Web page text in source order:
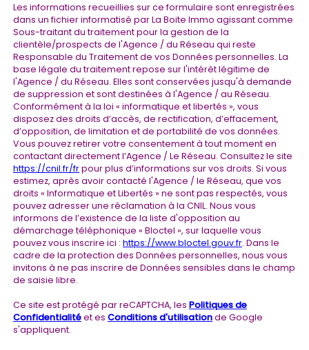
Les informations recueillies sur ce formulaire sont enregistrées
dans un fichier informatisé par La Boite Immo agissant comme
Sous-traitant du traitement pour la gestion de la
clientèle/prospects de l'Agence / du Réseau qui reste
Responsable du Traitement de vos Données personnelles. La
base légale du traitement repose sur l'intérêt légitime de
l'Agence / du Réseau. Elles sont conservées jusqu'à demande
de suppression et sont destinées à l'Agence / au Réseau.
Conformément à la loi « informatique et libertés », vous
disposez des droits d’accès, de rectification, d’effacement,
d’opposition, de limitation et de portabilité de vos données.
Vous pouvez retirer votre consentement à tout moment en
contactant directement l’Agence / Le Réseau. Consultez le site
https://cnil.fr/frpour plus d’informations sur vos droits. Si vous
estimez, après avoir contacté l'Agence / le Réseau, que vos
droits « Informatique et Libertés » ne sont pas respectés, vous
pouvez adresser une réclamation à la CNIL. Nous vous
informons de l’existence de la liste d'opposition au
démarchage téléphonique « Bloctel », sur laquelle vous
pouvez vous inscrire ici : https://www.bloctel.gouv.fr. Dans le
cadre de la protection des Données personnelles, nous vous
invitons à ne pas inscrire de Données sensibles dans le champ
de saisie libre.
Ce site est protégé par reCAPTCHA, les Politiques de
Confidentialitéet es Conditions d'utilisationde Google
s'appliquent.